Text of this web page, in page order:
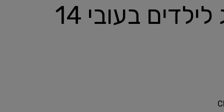
מזרון ספוג לילדים בעובי 14